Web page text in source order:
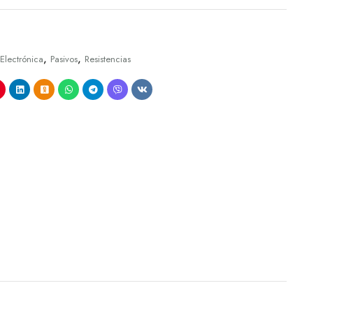
Electrónica, Pasivos, Resistencias